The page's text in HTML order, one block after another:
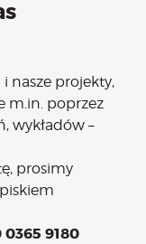
nasze projekty,
m.in. poprzez
wykładów –
prosimy
9180